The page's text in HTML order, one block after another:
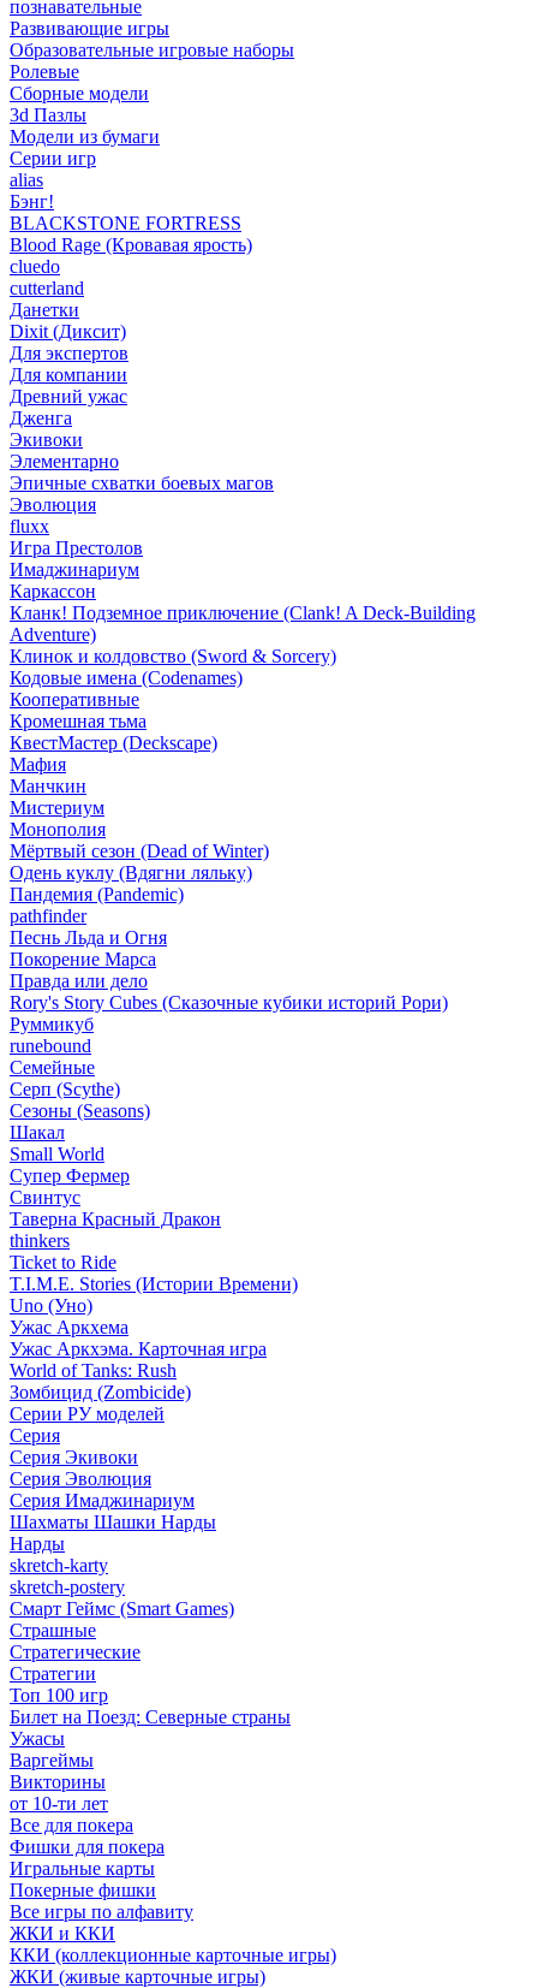
познавательные
Развивающие игры
Образовательные игровые наборы
Ролевые
Сборные модели
3d Пазлы
Модели из бумаги
Серии игр
alias
Бэнг!
BLACKSTONE FORTRESS
Blood Rage (Кровавая ярость)
cluedo
cutterland
Данетки
Dixit (Диксит)
Для экспертов
Для компании
Древний ужас
Дженга
Экивоки
Элементарно
Эпичные схватки боевых магов
Эволюция
fluxx
Игра Престолов
Имаджинариум
Каркассон
Кланк! Подземное приключение (Clank! A Deck-Building
Adventure)
Клинок и колдовство (Sword & Sorcery)
Кодовые имена (Codenames)
Кооперативные
Кромешная тьма
КвестМастер (Deckscape)
Мафия
Манчкин
Мистериум
Монополия
Мёртвый сезон (Dead of Winter)
Одень куклу (Вдягни ляльку)
Пандемия (Pandemic)
pathfinder
Песнь Льда и Огня
Покорение Марса
Правда или дело
Rory's Story Cubes (Сказочные кубики историй Рори)
Руммикуб
runebound
Семейные
Серп (Scythe)
Сезоны (Seasons)
Шакал
Small World
Супер Фермер
Свинтус
Таверна Красный Дракон
thinkers
Ticket to Ride
T.I.M.E. Stories (Истории Времени)
Uno (Уно)
Ужас Аркхема
Ужас Аркхэма. Карточная игра
World of Tanks: Rush
Зомбицид (Zombicide)
Серии РУ моделей
Серия
Серия Экивоки
Серия Эволюция
Серия Имаджинариум
Шахматы Шашки Нарды
Нарды
skretch-karty
skretch-postery
Смарт Геймс (Smart Games)
Страшные
Стратегические
Стратегии
Топ 100 игр
Билет на Поезд: Северные страны
Ужасы
Варгеймы
Викторины
от 10-ти лет
Все для покера
Фишки для покера
Игральные карты
Покерные фишки
Все игры по алфавиту
ЖКИ и ККИ
ККИ (коллекционные карточные игры)
ЖКИ (живые карточные игры)